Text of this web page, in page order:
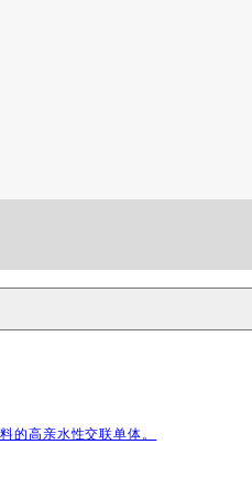
的高亲水性交联单体。